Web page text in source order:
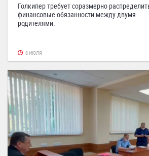
Голкипер требует соразмерно
финансовые обязанности между двумя
родителями.
8 ИЮЛЯ